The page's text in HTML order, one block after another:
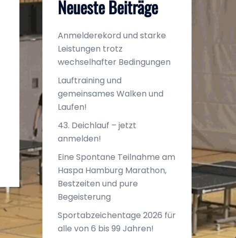
Office 365
Neueste Beiträge
Anmelderekord und starke
Leistungen trotz
wechselhafter Bedingungen
Lauftraining und
gemeinsames Walken und
Laufen!
43. Deichlauf – jetzt
anmelden!
Eine Spontane Teilnahme am
Haspa Hamburg Marathon,
Bestzeiten und pure
Begeisterung
Sportabzeichentage 2026 für
alle von 6 bis 99 Jahren!